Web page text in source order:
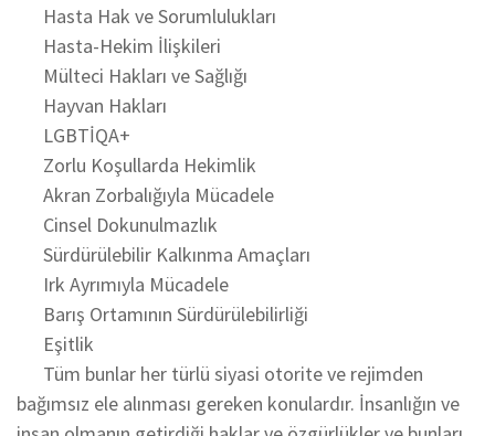
Hasta Hak ve Sorumlulukları
Hasta-Hekim İlişkileri
Mülteci Hakları ve Sağlığı
Hayvan Hakları
LGBTİQA+
Zorlu Koşullarda Hekimlik
Akran Zorbalığıyla Mücadele
Cinsel Dokunulmazlık
Sürdürülebilir Kalkınma Amaçları
Irk Ayrımıyla Mücadele
Barış Ortamının Sürdürülebilirliği
Eşitlik
Tüm bunlar her türlü siyasi otorite ve rejimden
bağımsız ele alınması gereken konulardır. İnsanlığın ve